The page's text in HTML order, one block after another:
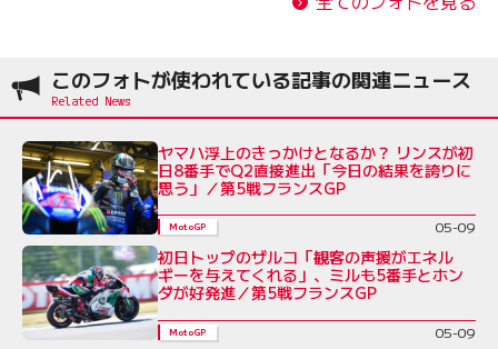
このフォトが使われている記事の関連ニュース
ヤマハ浮上のきっかけとなるか？ リンスが初
日8番手でQ2直接進出「今日の結果を誇りに
思う」／第5戦フランスGP
MotoGP 05-09
初日トップのザルコ「観客の声援がエネル
ギーを与えてくれる」、ミルも5番手とホン
ダが好発進／第5戦フランスGP
MotoGP 05-09